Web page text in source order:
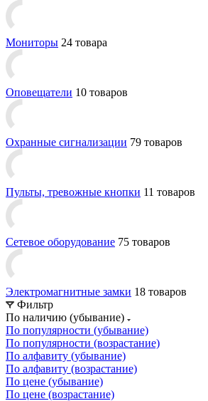
Мониторы 24 товара
Оповещатели 10 товаров
Охранные сигнализации 79 товаров
Пульты, тревожные кнопки 11 товаров
Сетевое оборудование 75 товаров
Электромагнитные замки 18 товаров
Фильтр
По наличию (убывание)
По популярности (убывание)
По популярности (возрастание)
По алфавиту (убывание)
По алфавиту (возрастание)
По цене (убывание)
По цене (возрастание)